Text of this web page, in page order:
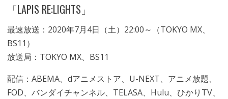
「LAPIS RE:LIGHTS」
最速放送：2020年7月4日（土）22:00～（TOKYO MX、
BS11）
放送局：TOKYO MX、BS11
配信：ABEMA、dアニメストア、U-NEXT、アニメ放題、
FOD、バンダイチャンネル、TELASA、Hulu、ひかりTV、